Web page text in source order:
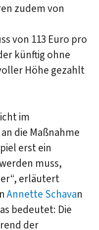
zudem von
von 113 Euro pro
künftig ohne
Höhe gezahlt
im
die Maßnahme
erst ein
muss,
erläutert
Annette Schavan
bedeutet: Die
der